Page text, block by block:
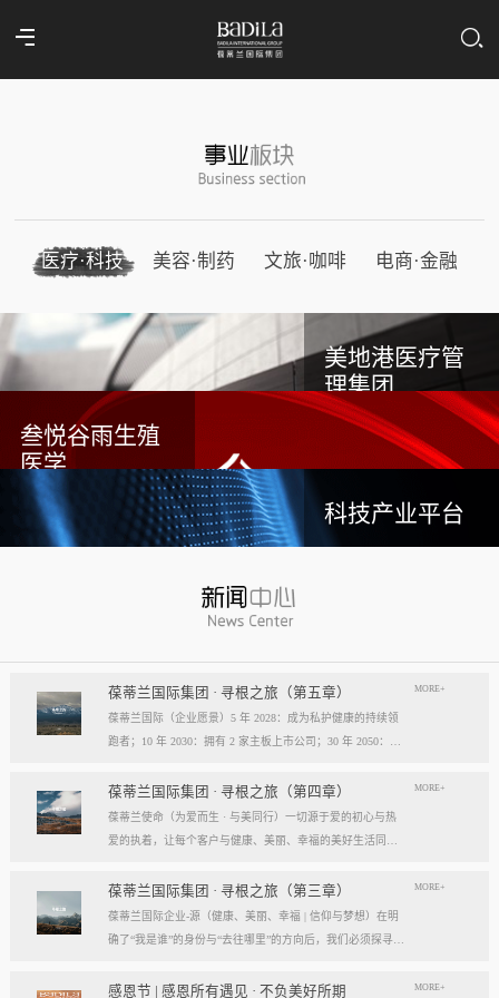
医疗·科技 美容·制药 文旅·咖啡 电商·金融
美地港医疗管
理集团
叁悦谷雨生殖
医学
科技产业平台
葆蒂兰国际集团 · 寻根之旅（第五章）
葆蒂兰国际（企业愿景）5 年 2028：成为私护健康的持续领
跑者；10 年 2030：拥有 2 家主板上市公司；30 年 2050：成
葆蒂兰国际立志成为健康产业中一个响亮的中国品牌。我们
以“为爱而生，与美同行”为使命，绘制出一幅清晰而雄心勃
勃的发展蓝图，旨在以坚实的步伐，从专业的深度走向事业
028 | 5年愿景）成为“私护健康领域的持续领跑者”· 定位： 我
MORE+
葆蒂兰国际集团 · 寻根之旅（第四章）
葆蒂兰使命（为爱而生 · 与美同行）一切源于爱的初心与热
爱的执着，让每个客户与健康、美丽、幸福的美好生活同
双翼“爱的初心”与“热爱的执着”，共同构成了葆蒂兰的精神内
核与力量源泉，二者如同呼吸，一呼一吸，生生不息。爱的
初心，是我们的根脉与方向。它是最初那份纯粹的善意、利
MORE+
葆蒂兰国际集团 · 寻根之旅（第三章）
葆蒂兰国际企业-源（健康、美丽、幸福 | 信仰与梦想）在明
确了“我是谁”的身份与“去往哪里”的方向后，我们必须探寻滋
格局与能量。它，就是葆蒂兰的“源”——我们一切思想与行
MORE+
感恩节 | 感恩所有遇见 · 不负美好所期 MORE+